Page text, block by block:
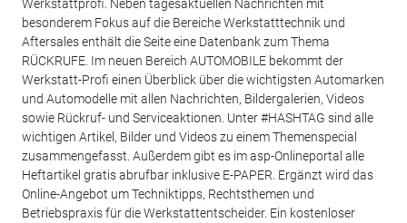
Werkstattprofi. Neben tagesaktuellen Nachrichten mit
besonderem Fokus auf die Bereiche Werkstatttechnik und
Aftersales enthält die Seite eine Datenbank zum Thema
RÜCKRUFE. Im neuen Bereich AUTOMOBILE bekommt der
Werkstatt-Profi einen Überblick über die wichtigsten Automarken
und Automodelle mit allen Nachrichten, Bildergalerien, Videos
sowie Rückruf- und Serviceaktionen. Unter #HASHTAG sind alle
wichtigen Artikel, Bilder und Videos zu einem Themenspecial
zusammengefasst. Außerdem gibt es im asp-Onlineportal alle
Heftartikel gratis abrufbar inklusive E-PAPER. Ergänzt wird das
Online-Angebot um Techniktipps, Rechtsthemen und
Betriebspraxis für die Werkstattentscheider. Ein kostenloser